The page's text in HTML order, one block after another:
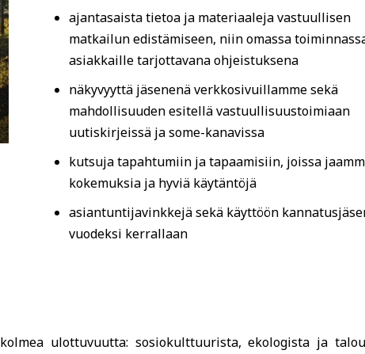
ajantasaista tietoa ja materiaaleja vastuullisen
matkailun edistämiseen, niin omassa
asiakkaille tarjottavana ohjeistuksena
näkyvyyttä jäsenenä verkkosivuillamme sekä
mahdollisuuden esitellä vastuullisuustoimiaan
uutiskirjeissä ja some-kanavissa
kutsuja tapahtumiin ja tapaamisiin, joissa
kokemuksia ja hyviä käytäntöjä
asiantuntijavinkkejä sekä käyttöön
vuodeksi kerrallaan
ulottuvuutta: sosiokulttuurista, ekologista ja